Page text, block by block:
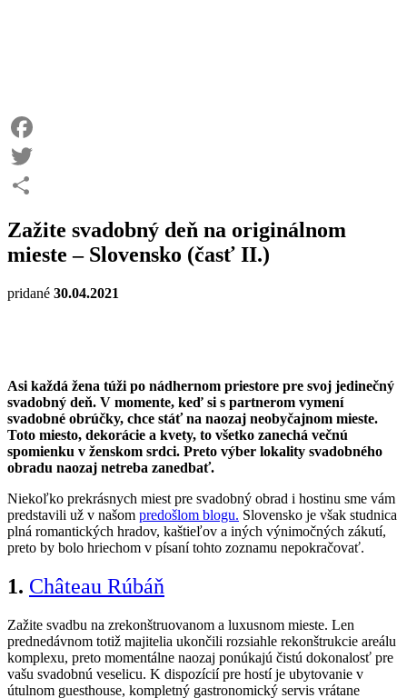
Facebook
Twitter
Zažite svadobný deň na originálnom
mieste – Slovensko (časť II.)
pridané 30.04.2021
Asi každá žena túži po nádhernom priestore pre svoj jedinečný
svadobný deň. V momente, keď si s partnerom vymení
svadobné obrúčky, chce stáť na naozaj neobyčajnom mieste.
Toto miesto, dekorácie a kvety, to všetko zanechá večnú
spomienku v ženskom srdci. Preto výber lokality svadobného
obradu naozaj netreba zanedbať.
Niekoľko prekrásnych miest pre svadobný obrad i hostinu sme vám
predstavili už v našom predošlom blogu. Slovensko je však studnica
plná romantických hradov, kaštieľov a iných výnimočných zákutí,
preto by bolo hriechom v písaní tohto zoznamu nepokračovať.
1. Château Rúbáň
Zažite svadbu na zrekonštruovanom a luxusnom mieste. Len
prednedávnom totiž majitelia ukončili rozsiahle rekonštrukcie areálu
komplexu, preto momentálne naozaj ponúkajú čistú dokonalosť pre
vašu svadobnú veselicu. K dispozícií pre hostí je ubytovanie v
útulnom guesthouse, kompletný gastronomický servis vrátane